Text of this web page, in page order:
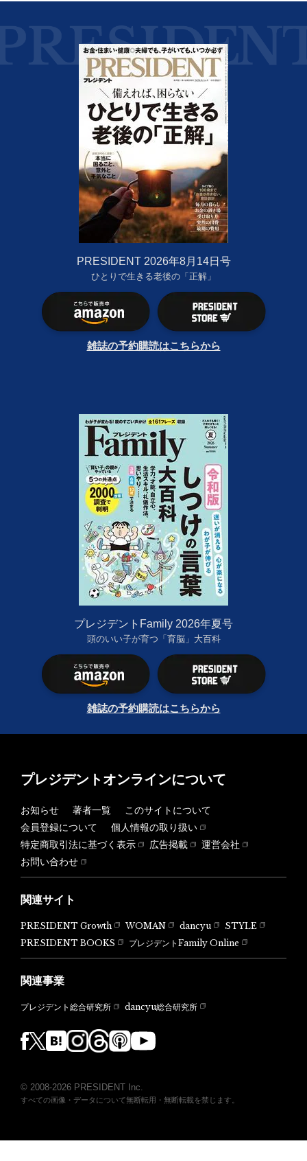
PRESIDENT 2026年8月14日号
ひとりで生きる老後の「正解」
雑誌の予約購読はこちらから
プレジデントFamily 2026年夏号
頭のいい子が育つ「育脳」大百科
雑誌の予約購読はこちらから
プレジデントオンラインについて
お知らせ 著者一覧
このサイトについて
会員登録について
個人情報の取り扱い
特定商取引法に基づく表示
広告掲載
運営会社
お問い合わせ
関連サイト
PRESIDENT Growth WOMAN dancyu
STYLE
PRESIDENT BOOKS
プレジデントFamily Online
関連事業
プレジデント総合研究所 dancyu総合研究所
© 2008-2026 PRESIDENT Inc.
すべての画像・データについて無断転用・無断転載を禁じます。